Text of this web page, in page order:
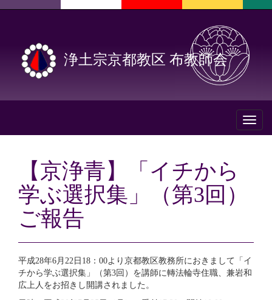
浄土宗京都教区 布教師会
Toggle
【京浄青】「イチから
学ぶ選択集」（第3回）
ご報告
平成28年6月22日18：00より京都教区教務所におきまして「イ
チから学ぶ選択集」（第3回）を講師に轉法輪寺住職、兼岩和
広上人をお招きし開講されました。